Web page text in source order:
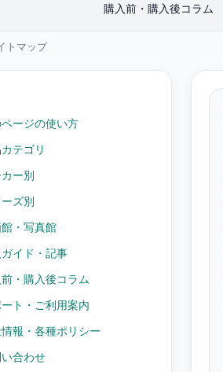
購入前・購入後コラム
トマップ
ージの使い方
テゴリ
ー別
ズ別
・写真館
イド・記事
・購入後コラム
ト・ご利用案内
報・各種ポリシー
合わせ